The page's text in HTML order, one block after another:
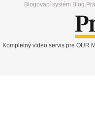
Blogovací systém
Kompletný video servis pre OUR